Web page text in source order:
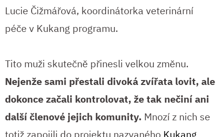
Lucie Čižmářová, koordinátorka veterinární
péče v Kukang programu.
Tito muži skutečně přinesli velkou změnu.
Nejenže sami přestali divoká zvířata lovit, ale
dokonce začali kontrolovat, že tak nečiní ani
další členové jejich komunity. Mnozí z nich se
totiž zapojili do projektu nazvaného Kukang